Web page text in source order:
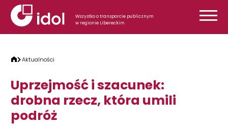
Przejdź do treści
Wszystko o transporcie publicznym
w regionie Libereckim
Aktualności
Uprzejmość i szacunek:
drobna rzecz, która umili
podróż